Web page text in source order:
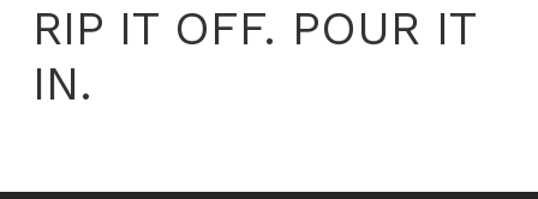
RIP IT OFF. POUR IT
IN.